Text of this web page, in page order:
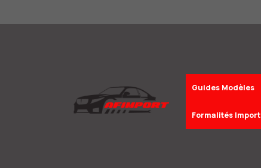
au
Guides Modèles
Formalités Import